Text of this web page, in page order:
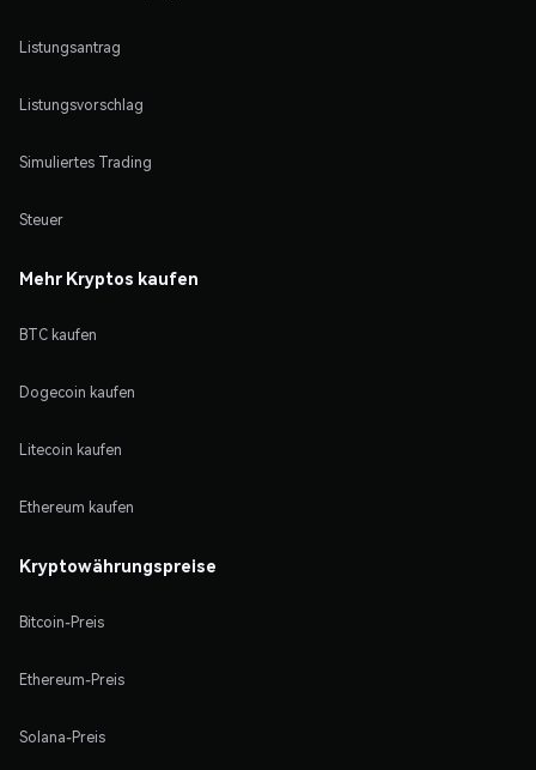
Listungsantrag
Listungsvorschlag
Simuliertes Trading
Steuer
Mehr Kryptos kaufen
BTC kaufen
Dogecoin kaufen
Litecoin kaufen
Ethereum kaufen
Kryptowährungspreise
Bitcoin-Preis
Ethereum-Preis
Solana-Preis